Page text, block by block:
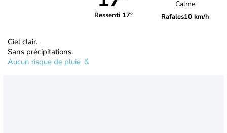
Ressenti 17°
Calme
Rafales10 km/h
Ciel clair.
Sans précipitations.
Aucun risque de pluie